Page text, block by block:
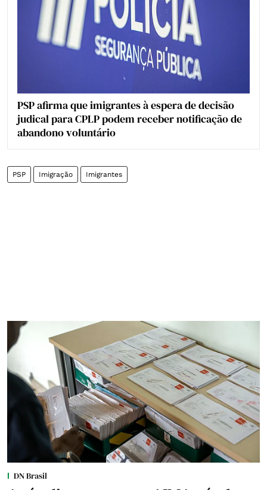
PSP afirma que imigrantes à espera de decisão
judical para CPLP podem receber notificação de
abandono voluntário
PSP Imigração Imigrantes
DN Brasil